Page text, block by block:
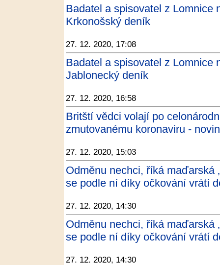
Badatel a spisovatel z Lomnice
Krkonošský deník
27. 12. 2020, 17:08
Badatel a spisovatel z Lomnice
Jablonecký deník
27. 12. 2020, 16:58
Britští vědci volají po
zmutovanému koronaviru -
27. 12. 2020, 15:03
Odměnu nechci, říká maďarská
se podle ní díky očkování vrátí
27. 12. 2020, 14:30
Odměnu nechci, říká maďarská
se podle ní díky očkování vrátí
27. 12. 2020, 14:30